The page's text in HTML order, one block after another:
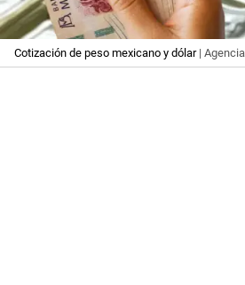
Cotización de peso mexicano y dólar|